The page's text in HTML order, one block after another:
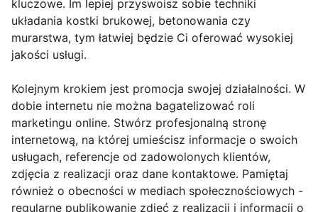
kluczowe. Im lepiej przyswoisz sobie techniki
układania kostki brukowej, betonowania czy
murarstwa, tym łatwiej będzie Ci oferować wysokiej
jakości usługi.
Kolejnym krokiem jest promocja swojej działalności. W
dobie internetu nie można bagatelizować roli
marketingu online. Stwórz profesjonalną stronę
internetową, na której umieścisz informacje o swoich
usługach, referencje od zadowolonych klientów,
zdjęcia z realizacji oraz dane kontaktowe. Pamiętaj
również o obecności w mediach społecznościowych -
regularne publikowanie zdjęć z realizacji i informacji o